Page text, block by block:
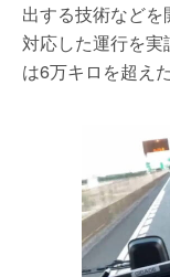
出する技術など
対応した運行を
は6万キロを超えた